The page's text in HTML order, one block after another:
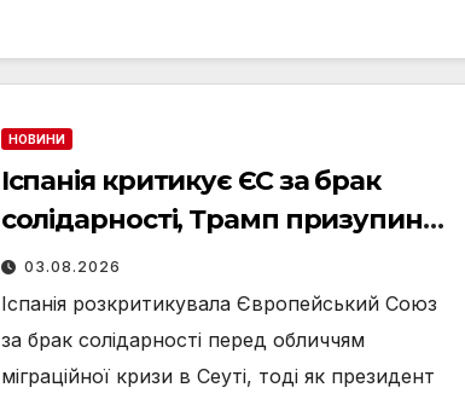
НОВИНИ
Іспанія критикує ЄС за брак
солідарності, Трамп призупинив
удар по Ірану, а ФІФА
відмовилась від комерціалізації
мундіалю: головні новини
понеділка, 3 серпня
03.08.2026
Іспанія розкритикувала Європейський Союз
за брак солідарності перед обличчям
міграційної кризи в Сеуті, тоді як президент